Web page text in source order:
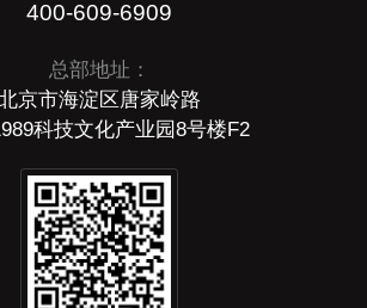
400-609-6909
总部地址：
京市海淀区唐家岭路
科技文化产业园8号楼F2